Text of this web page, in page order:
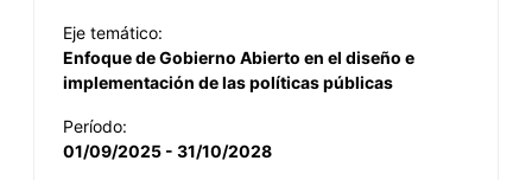
Eje temático:
Enfoque de Gobierno Abierto en el diseño e
implementación de las políticas públicas
Período:
01/09/2025 - 31/10/2028